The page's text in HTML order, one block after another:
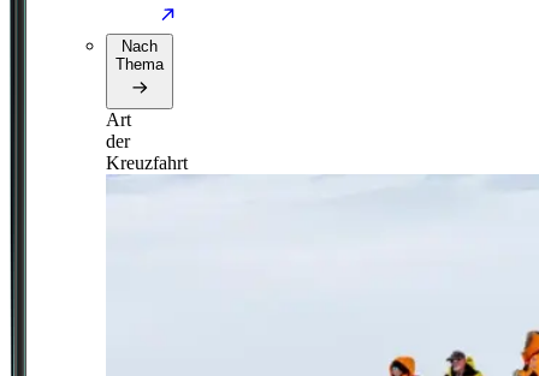
Nach
Thema
Art
der
Kreuzfahrt